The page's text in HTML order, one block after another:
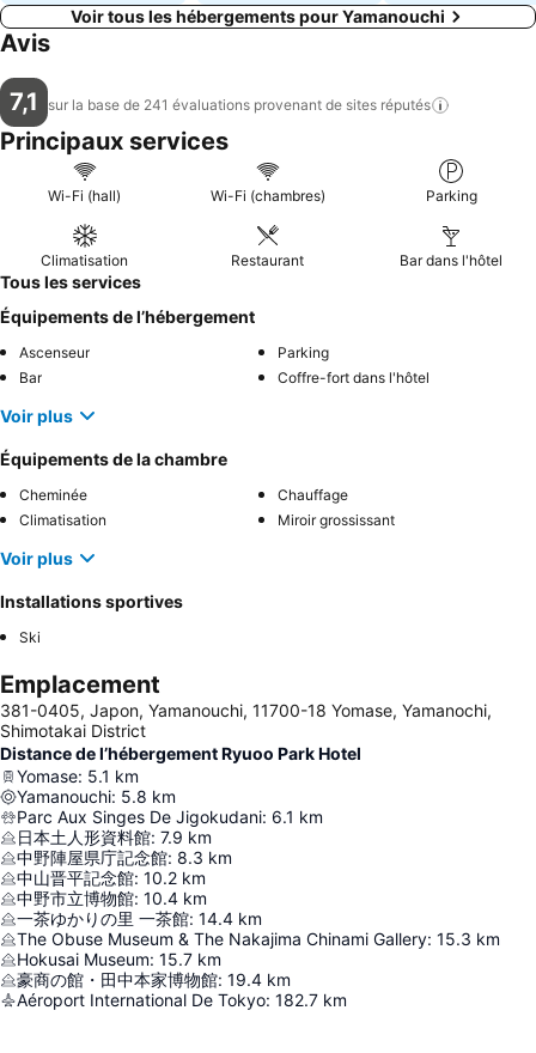
Voir tous les hébergements pour Yamanouchi
Avis
7,1 sur la base de 241 évaluations provenant de sites réputés
Principaux services
Wi-Fi (hall) Wi-Fi (chambres) Parking
Climatisation Restaurant Bar dans l'hôtel
Tous les services
Équipements de l’hébergement
Ascenseur
Parking
Bar
Coffre-fort dans l'hôtel
Voir plus
Équipements de la chambre
Cheminée
Chauffage
Climatisation
Miroir grossissant
Voir plus
Installations sportives
Ski
Emplacement
381-0405, Japon, Yamanouchi, 11700-18 Yomase, Yamanochi,
Shimotakai District
Distance de l’hébergement Ryuoo Park Hotel
Yomase: 5.1 km
Yamanouchi: 5.8 km
Parc Aux Singes De Jigokudani: 6.1 km
日本土人形資料館: 7.9 km
中野陣屋県庁記念館: 8.3 km
中山晋平記念館: 10.2 km
中野市立博物館: 10.4 km
一茶ゆかりの里 一茶館: 14.4 km
The Obuse Museum & The Nakajima Chinami Gallery: 15.3 km
Hokusai Museum: 15.7 km
豪商の館・田中本家博物館: 19.4 km
Aéroport International De Tokyo: 182.7 km